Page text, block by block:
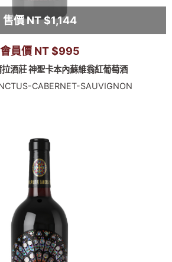
售價 NT $1,144
會員價 NT $995
酒莊 神聖卡本內蘇維翁紅葡萄酒
CABERNET-SAUVIGNON